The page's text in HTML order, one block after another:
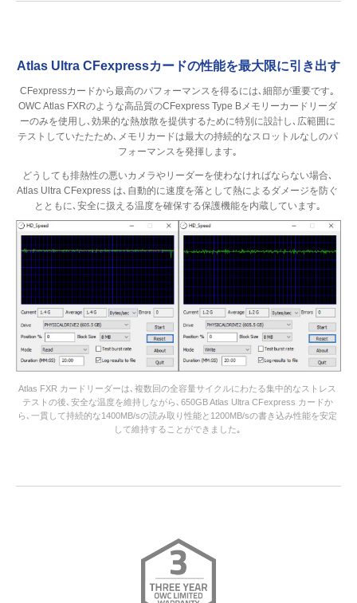
Atlas Ultra CFexpressカードの性能を最大限に引き出す
CFexpressカードから最高のパフォーマンスを得るには､細部が重要です｡
OWC Atlas FXRのような高品質のCFexpress Type Bメモリーカードリーダ
ーのみを使用し､効果的な熱放散を提供するために特別に設計し､広範囲に
テストしていたたため､メモリカードは最大の持続的なスロットルなしのパ
フォーマンスを発揮します｡
どうしても排熱性の悪いカメラやリーダーを使わなければならない場合､
Atlas Ultra CFexpress は､自動的に速度を落として熱によるダメージを防ぐ
とともに､安全に扱える温度を確保する保護機能を内蔵しています｡
Atlas FXR カードリーダーは､複数回の全容量サイクルにわたる集中的なストレス
テストの後､安全な温度を維持しながら､650GB Atlas Ultra CFexpress カードか
ら､一貫して持続的な1400MB/sの読み取り性能と1200MB/sの書き込み性能を安定
して維持することができました｡